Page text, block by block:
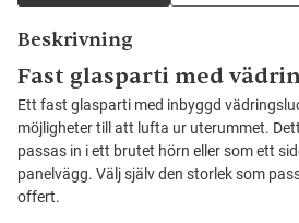
Beskrivning
Fast glasparti med
Ett fast glasparti med inbyggd
möjligheter till att lufta ur uterummet.
passas in i ett brutet hörn eller som ett
panelvägg. Välj själv den storlek som
offert.